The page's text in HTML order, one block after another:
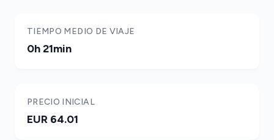
TIEMPO MEDIO DE VIAJE
0h 21min
PRECIO INICIAL
EUR 64.01